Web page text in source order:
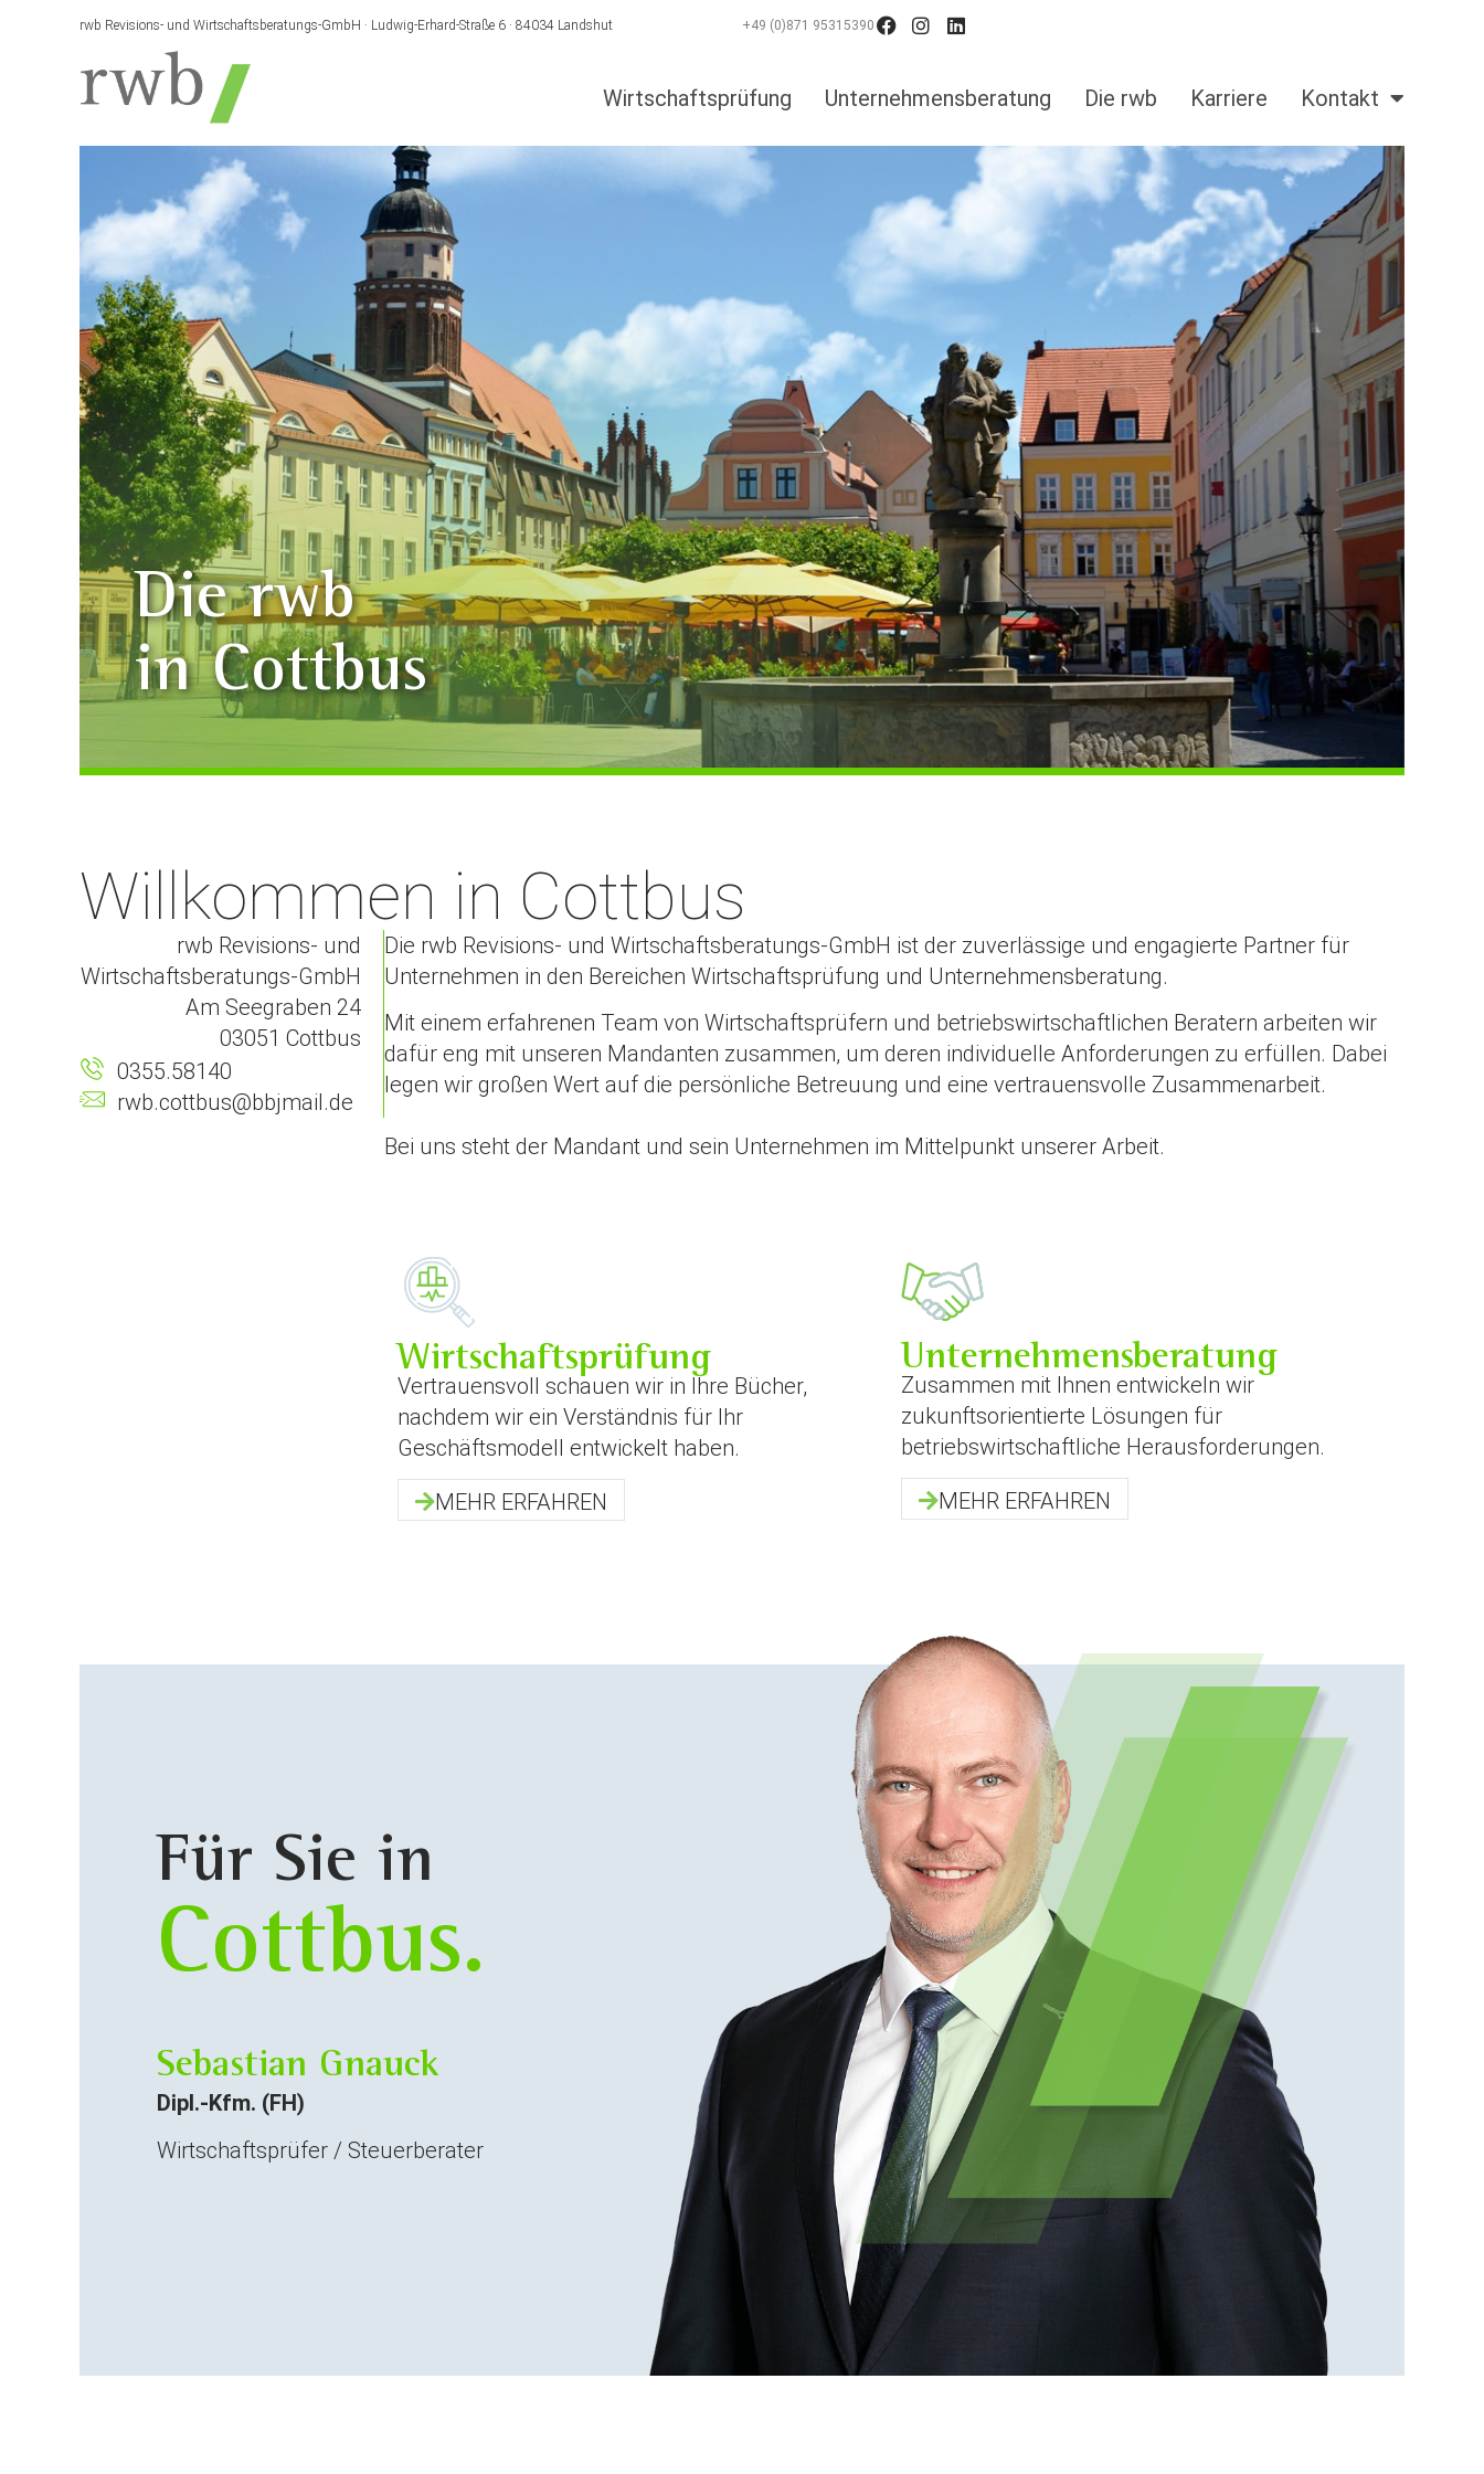
rwb Revisions- und Wirtschaftsberatungs-GmbH · Ludwig-Erhard-Straße 6 · 84034 Landshut +49 (0)871 95315390
Wirtschaftsprüfung Unternehmensberatung Die rwb Karriere Kontakt
Die rwb
in Cottbus
Willkommen in Cottbus
rwb Revisions- und
Wirtschaftsberatungs-GmbH
Am Seegraben 24
03051 Cottbus
0355.58140
rwb.cottbus@bbjmail.de
Die rwb Revisions- und Wirtschaftsberatungs-GmbH ist der zuverlässige und engagierte Partner für
Unternehmen in den Bereichen Wirtschaftsprüfung und Unternehmensberatung.
Mit einem erfahrenen Team von Wirtschaftsprüfern und betriebswirtschaftlichen Beratern arbeiten wir
dafür eng mit unseren Mandanten zusammen, um deren individuelle Anforderungen zu erfüllen. Dabei
legen wir großen Wert auf die persönliche Betreuung und eine vertrauensvolle Zusammenarbeit.
Bei uns steht der Mandant und sein Unternehmen im Mittelpunkt unserer Arbeit.
Wirtschaftsprüfung
Vertrauensvoll schauen wir in Ihre Bücher,
nachdem wir ein Verständnis für Ihr
Geschäftsmodell entwickelt haben.
MEHR ERFAHREN
Unternehmensberatung
Zusammen mit Ihnen entwickeln wir
zukunftsorientierte Lösungen für
betriebswirtschaftliche Herausforderungen.
MEHR ERFAHREN
Für Sie in
Cottbus.
Sebastian Gnauck
Dipl.-Kfm. (FH)
Wirtschaftsprüfer / Steuerberater